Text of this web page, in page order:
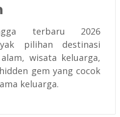
terbaru 2026
pilihan destinasi
wisata keluarga,
gem yang cocok
keluarga.